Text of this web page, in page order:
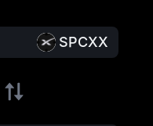
SPCXX